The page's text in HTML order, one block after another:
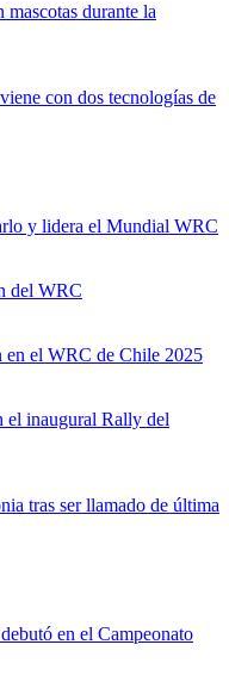
durante la
con dos tecnologías de
y lidera el Mundial WRC
del WRC
en el WRC de Chile 2025
el inaugural Rally del
tras ser llamado de última
en el Campeonato